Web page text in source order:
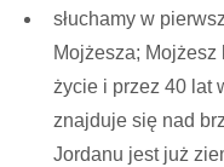
słuchamy w
Mojżesza;
życie i przez 40 lat
znajduje się nad
Jordanu jest już